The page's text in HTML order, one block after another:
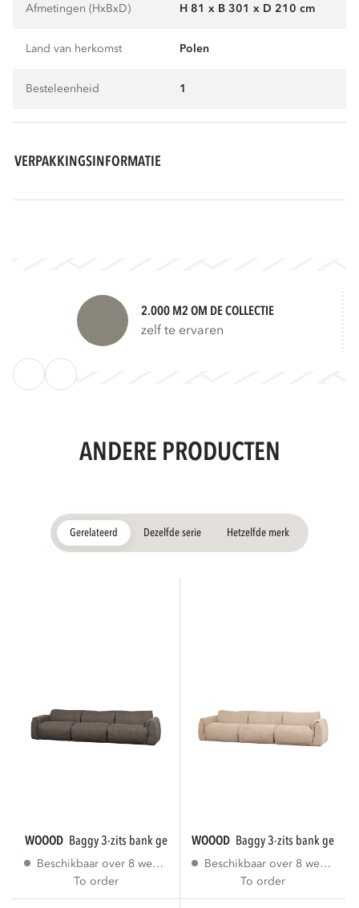
Afmetingen (HxBxD) H 81 x B 301 x D 210 cm
Land van herkomst Polen
Besteleenheid 1
VERPAKKINGSINFORMATIE
2.000 M2 OM DE COLLECTIE
zelf te ervaren
ANDERE PRODUCTEN
Gerelateerd Dezelfde serie Hetzelfde merk
WOOOD baggy 3-zits bank geweven stof...
Beschikbaar over 8 weken
To order
WOOOD baggy 3-zits bank
Beschikbaar over 8 weken
To order